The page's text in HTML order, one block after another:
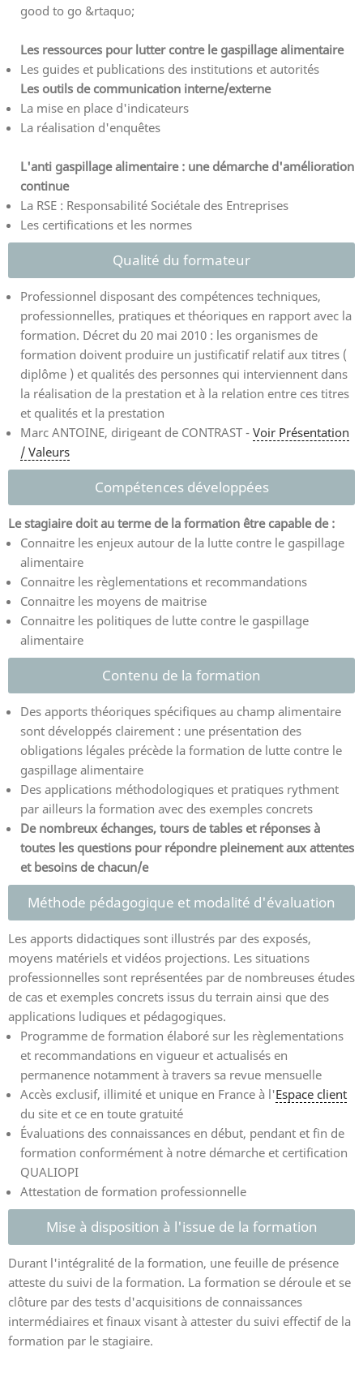
good to go &rtaquo;
Les ressources pour lutter contre le gaspillage alimentaire
Les guides et publications des institutions et autorités
Les outils de communication interne/externe
La mise en place d'indicateurs
La réalisation d'enquêtes
L'anti gaspillage alimentaire : une démarche d'amélioration
continue
La RSE : Responsabilité Sociétale des Entreprises
Les certifications et les normes
Qualité du formateur
Professionnel disposant des compétences techniques,
professionnelles, pratiques et théoriques en rapport avec la
formation. Décret du 20 mai 2010 : les organismes de
formation doivent produire un justificatif relatif aux titres (
diplôme ) et qualités des personnes qui interviennent dans
la réalisation de la prestation et à la relation entre ces titres
et qualités et la prestation
Marc ANTOINE, dirigeant de CONTRAST -Voir Présentation
/ Valeurs
Compétences développées
Le stagiaire doit au terme de la formation être capable de :
Connaitre les enjeux autour de la lutte contre le gaspillage
alimentaire
Connaitre les règlementations et recommandations
Connaitre les moyens de maitrise
Connaitre les politiques de lutte contre le gaspillage
alimentaire
Contenu de la formation
Des apports théoriques spécifiques au champ alimentaire
sont développés clairement : une présentation des
obligations légales précède la formation de lutte contre le
gaspillage alimentaire
Des applications méthodologiques et pratiques rythment
par ailleurs la formation avec des exemples concrets
De nombreux échanges, tours de tables et réponses à
toutes les questions pour répondre pleinement aux attentes
et besoins de chacun/e
Méthode pédagogique et modalité d'évaluation
Les apports didactiques sont illustrés par des exposés,
moyens matériels et vidéos projections. Les situations
professionnelles sont représentées par de nombreuses études
de cas et exemples concrets issus du terrain ainsi que des
applications ludiques et pédagogiques.
Programme de formation élaboré sur les règlementations
et recommandations en vigueur et actualisés en
permanence notamment à travers sa revue mensuelle
Accès exclusif, illimité et unique en France à l'Espace client
du site et ce en toute gratuité
Évaluations des connaissances en début, pendant et fin de
formation conformément à notre démarche et certification
QUALIOPI
Attestation de formation professionnelle
Mise à disposition à l'issue de la formation
Durant l'intégralité de la formation, une feuille de présence
atteste du suivi de la formation. La formation se déroule et se
clôture par des tests d'acquisitions de connaissances
intermédiaires et finaux visant à attester du suivi effectif de la
formation par le stagiaire.